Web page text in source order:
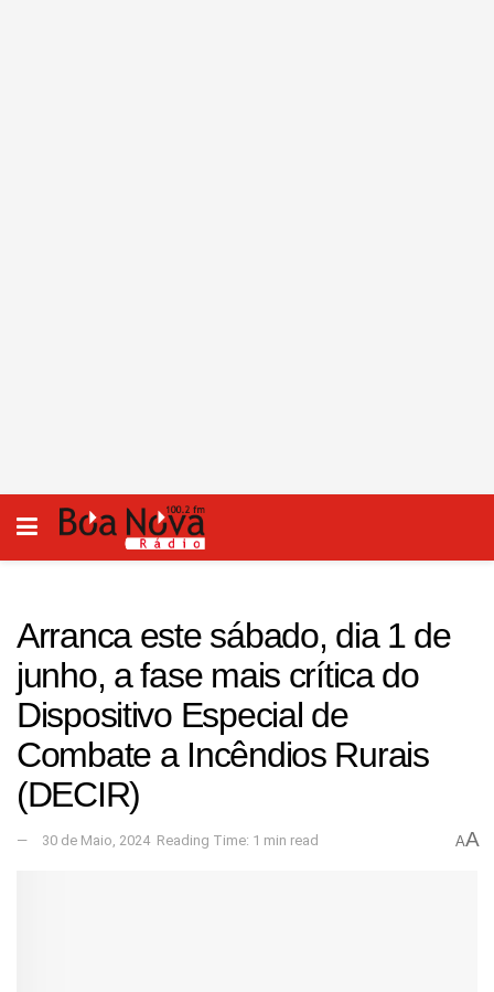
Arranca este sábado, dia 1 de
junho, a fase mais crítica do
Dispositivo Especial de
Combate a Incêndios Rurais
(DECIR)
30 de Maio, 2024 Reading Time: 1 min read AA